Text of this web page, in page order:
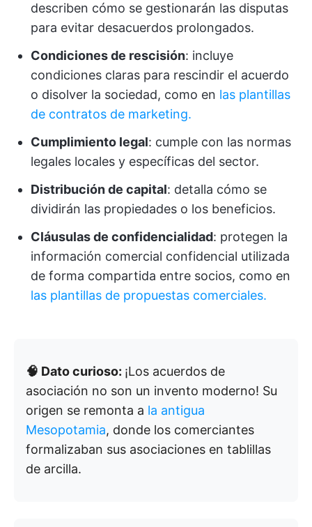
describen cómo se gestionarán las disputas
para evitar desacuerdos prolongados.
Condiciones de rescisión: incluye
condiciones claras para rescindir el acuerdo
o disolver la sociedad, como en las plantillas
de contratos de marketing.
Cumplimiento legal: cumple con las normas
legales locales y específicas del sector.
Distribución de capital: detalla cómo se
dividirán las propiedades o los beneficios.
Cláusulas de confidencialidad: protegen la
información comercial confidencial utilizada
de forma compartida entre socios, como en
las plantillas de propuestas comerciales.
🧠 Dato curioso: ¡Los acuerdos de
asociación no son un invento moderno! Su
origen se remonta a la antigua
Mesopotamia, donde los comerciantes
formalizaban sus asociaciones en tablillas
de arcilla.